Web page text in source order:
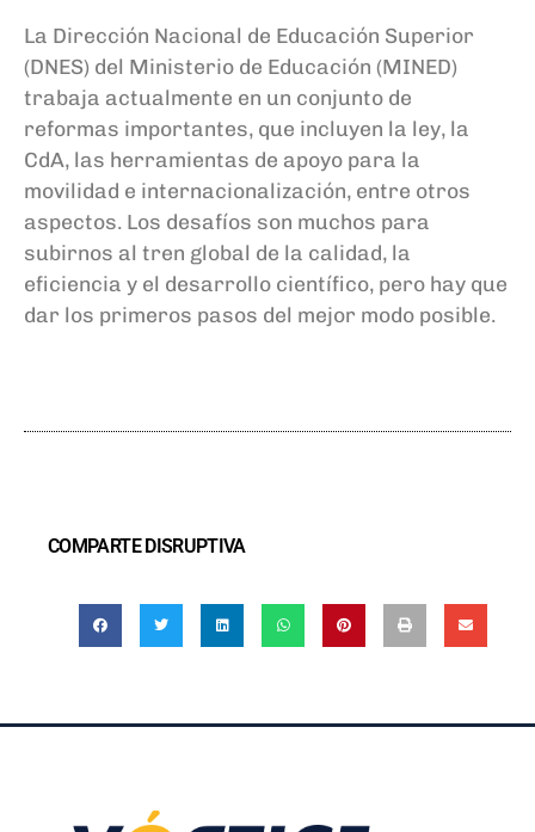
La Dirección Nacional de Educación Superior
(DNES) del Ministerio de Educación (MINED)
trabaja actualmente en un conjunto de
reformas importantes, que incluyen la ley, la
CdA, las herramientas de apoyo para la
movilidad e internacionalización, entre otros
aspectos. Los desafíos son muchos para
subirnos al tren global de la calidad, la
eficiencia y el desarrollo científico, pero hay que
dar los primeros pasos del mejor modo posible.
COMPARTE DISRUPTIVA